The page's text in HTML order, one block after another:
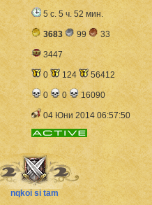
5 с. 5 ч. 52 мин.
3683 99
33
3447
0 124
56412
0 0
16090
04 Юни 2014 06:57:50
nqkoi si tam